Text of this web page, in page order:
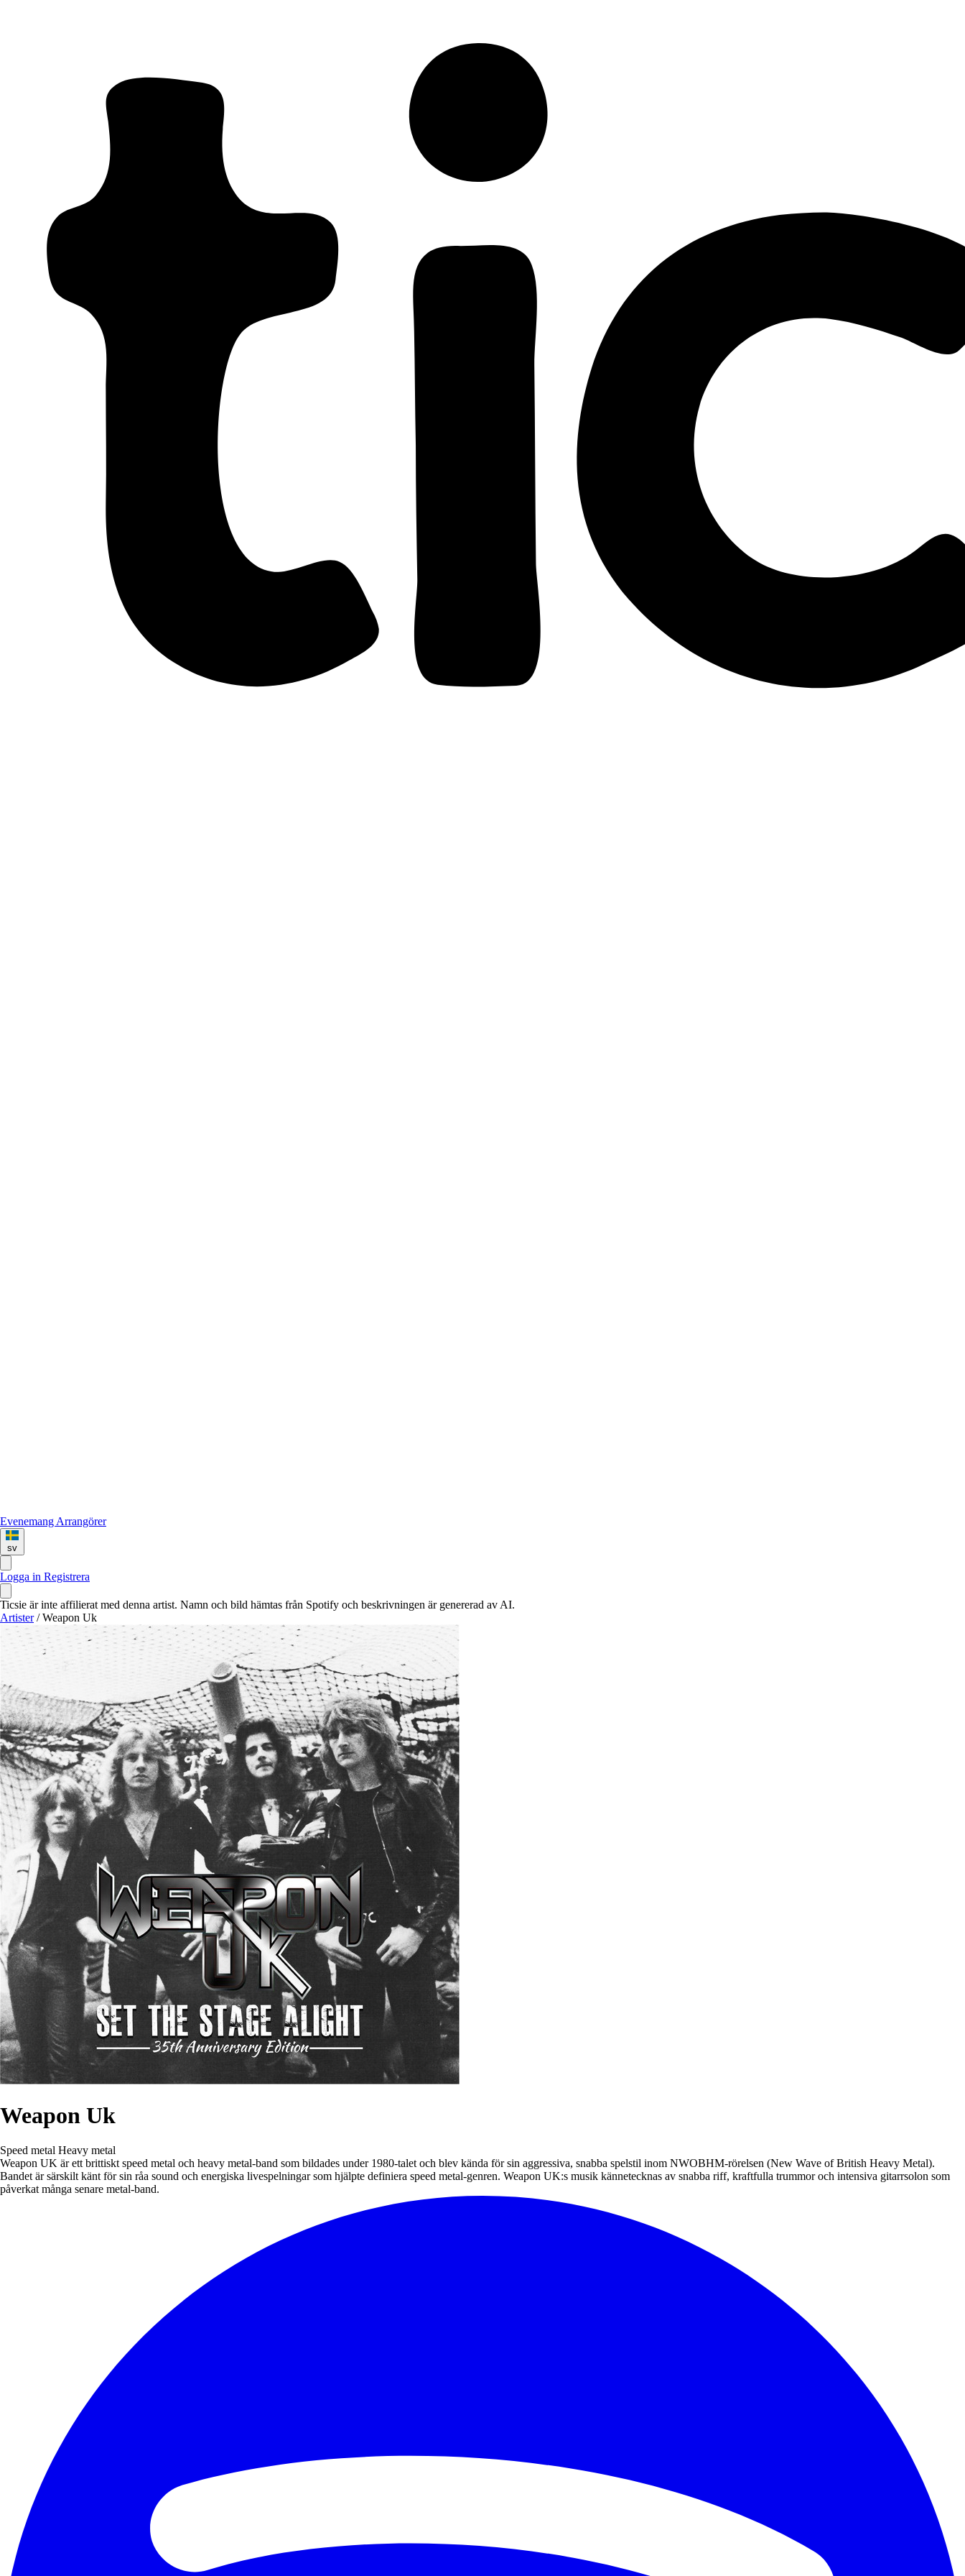
Evenemang Arrangörer
sv
Logga in Registrera
Ticsie är inte affilierat med denna artist. Namn och bild hämtas från Spotify och beskrivningen är genererad av AI.
Artister / Weapon Uk
Weapon Uk
Speed metal Heavy metal
Weapon UK är ett brittiskt speed metal och heavy metal-band som bildades under 1980-talet och blev kända för sin aggressiva, snabba spelstil inom NWOBHM-rörelsen (New Wave of British Heavy Metal).
Bandet är särskilt känt för sin råa sound och energiska livespelningar som hjälpte definiera speed metal-genren. Weapon UK:s musik kännetecknas av snabba riff, kraftfulla trummor och intensiva gitarrsolon som
påverkat många senare metal-band.